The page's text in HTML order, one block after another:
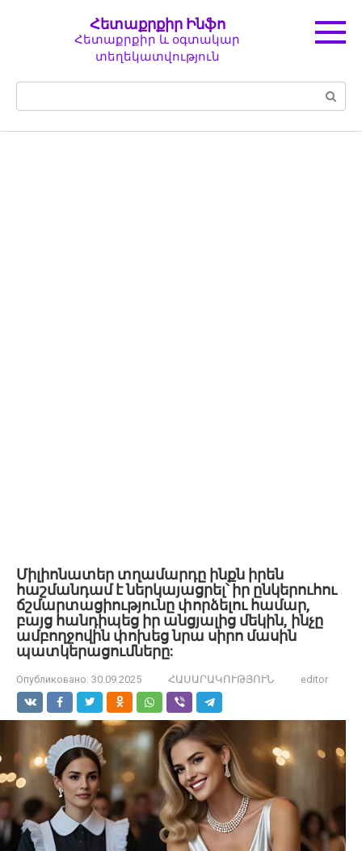
Հետաքրքիր Ինֆո
Հետաքրքիր և օգտակար
տեղեկատվություն
Միլիոնատեր տղամարդը ինքն իրեն
հաշմանդամ է ներկայացրել՝ իր ընկերուհու
ճշմարտացիությունը փորձելու համար,
բայց հանդիպեց իր անցյալից մեկին, ինչը
ամբողջովին փոխեց նրա սիրո մասին
պատկերացումները:
Опубликовано: 30.09.2025 ՀԱՍԱՐԱԿՈՒԹՅՈՒՆ editor